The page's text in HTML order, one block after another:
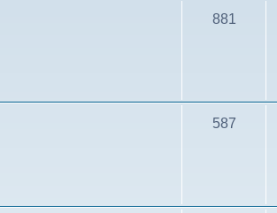
881
587